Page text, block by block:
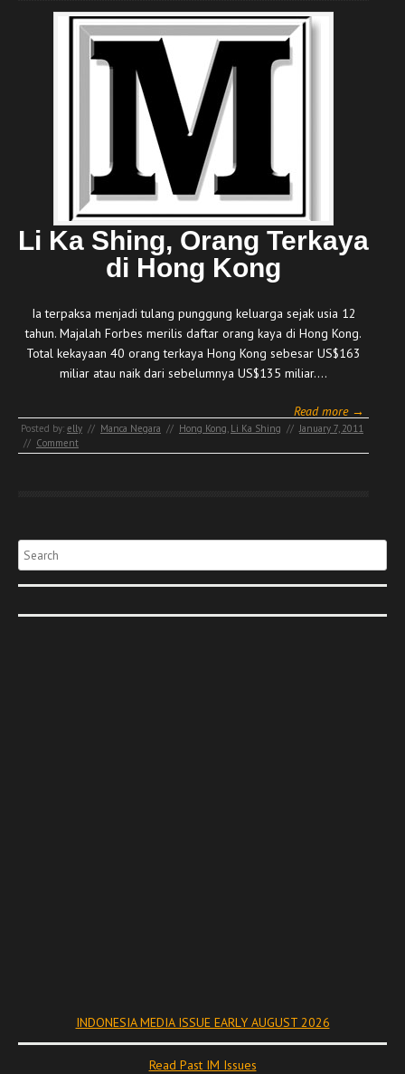
Li Ka Shing, Orang Terkaya
di Hong Kong
Ia terpaksa menjadi tulang punggung keluarga sejak usia 12
tahun. Majalah Forbes merilis daftar orang kaya di Hong Kong.
Total kekayaan 40 orang terkaya Hong Kong sebesar US$163
miliar atau naik dari sebelumnya US$135 miliar.…
Read more →
Posted by: elly // Manca Negara // Hong Kong Li Ka Shing // January 7, 2011
// Comment
Search
INDONESIA MEDIA ISSUE EARLY AUGUST 2026
Read Past IM Issues